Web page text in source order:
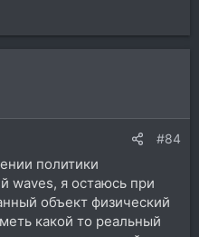
#84
политики
waves, я остаюсь при
объект физический
какой то реальный